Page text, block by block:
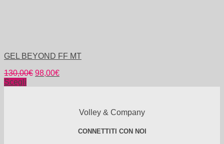
GEL BEYOND FF MT
130,00€ 98,00€
Scegli
Volley & Company
CONNETTITI CON NOI